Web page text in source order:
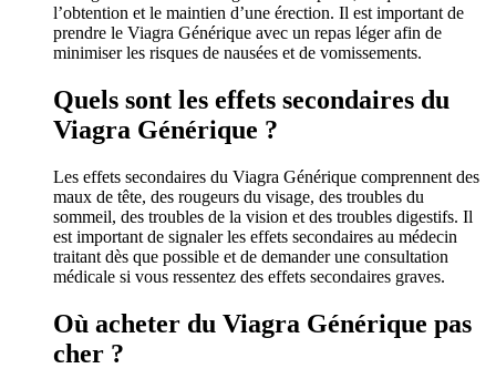
l’obtention et le maintien d’une érection. Il est important de
prendre le Viagra Générique avec un repas léger afin de
minimiser les risques de nausées et de vomissements.
Quels sont les effets secondaires du
Viagra Générique ?
Les effets secondaires du Viagra Générique comprennent des
maux de tête, des rougeurs du visage, des troubles du
sommeil, des troubles de la vision et des troubles digestifs. Il
est important de signaler les effets secondaires au médecin
traitant dès que possible et de demander une consultation
médicale si vous ressentez des effets secondaires graves.
Où acheter du Viagra Générique pas
cher ?